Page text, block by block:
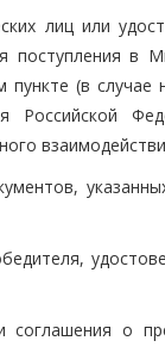
лиц или
в
(в случае
о